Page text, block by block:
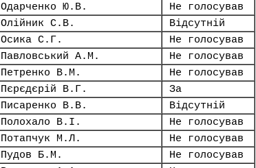
Одарченко Ю.В.
Не голосував
Олійник С.В.
Відсутній
Осика С.Г.
Не голосував
Павловський А.М.
Не голосував
Петренко В.М.
Не голосував
Пєрєдєрій В.Г.
За
Писаренко В.В.
Відсутній
Полохало В.І.
Не голосував
Потапчук М.Л.
Не голосував
Пудов Б.М.
Не голосував